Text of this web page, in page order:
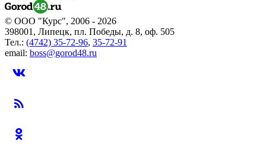
© ООО "Курс", 2006 - 2026
398001, Липецк, пл. Победы, д. 8, оф. 505
Тел.: (4742) 35-72-96, 35-72-91
email: boss@gorod48.ru